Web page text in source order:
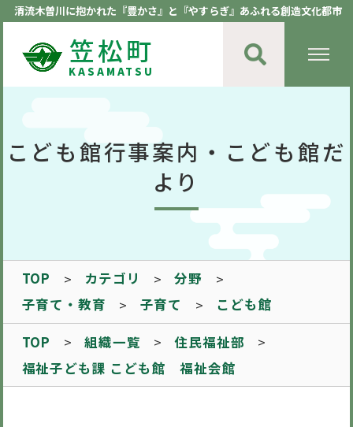
清流木曽川に抱かれた『豊かさ』と『やすらぎ』あふれる創造文化都市
笠松町
KASAMATSU
こども館行事案内・こども館だ
より
TOP カテゴリ
分野
子育て・教育
子育て
こども館
TOP
組織一覧
住民福祉部
福祉子ども課 こども館 福祉会館